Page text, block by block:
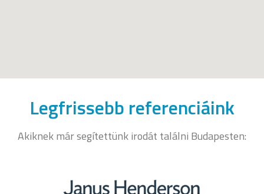
Legfrissebb referenciáink
Akiknek már segítettünk irodát találni Budapesten: